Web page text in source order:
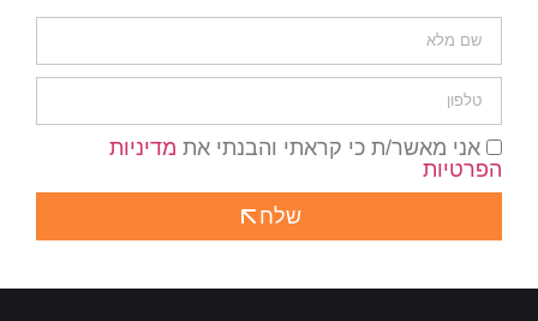
אני מאשר/ת כי קראתי והבנתי את מדיניות
הפרטיות
שלח